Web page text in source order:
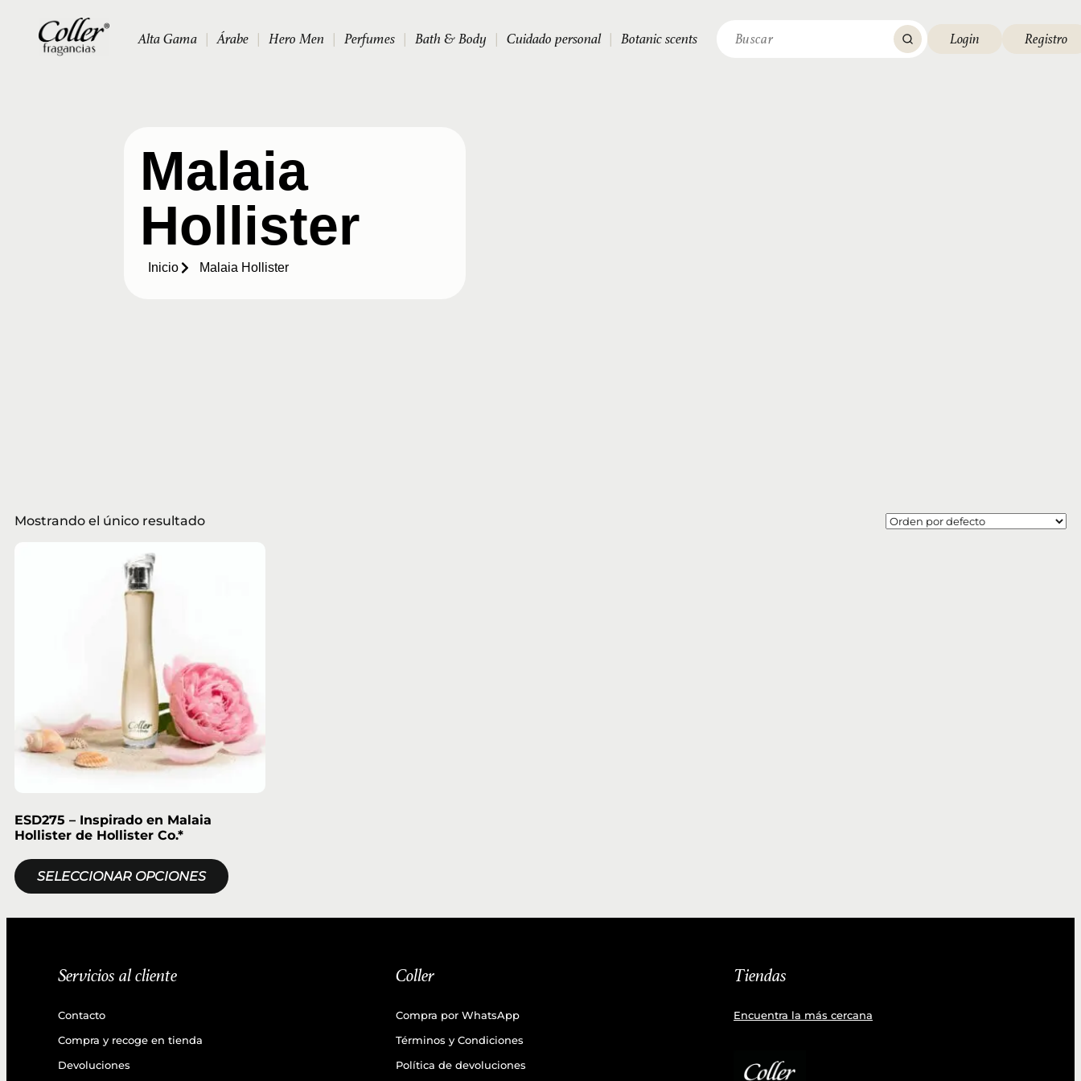
Alta Gama Árabe Hero Men Perfumes Bath & Body Cuidado personal Botanic scents Login Registro
Malaia
Hollister
Inicio Malaia Hollister
Mostrando el único resultado
ESD275 – Inspirado en Malaia
Hollister de Hollister Co.*
SELECCIONAR OPCIONES
Servicios al cliente
Contacto
Compra y recoge en tienda
Devoluciones
Coller
Compra por WhatsApp
Términos y Condiciones
Política de devoluciones
Tiendas
Encuentra la más cercana